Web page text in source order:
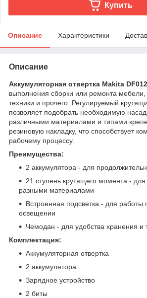
Купить
Описание Характеристики
Описание
Аккумуляторная отвертка Makita
выполнения сборки или ремонта
техники и прочего. Регулируемый
позволяет подобрать необходимую
различными материалами и типами
резиновую накладку, что способствует
рабочему процессу.
Преимущества:
2 аккумулятора - для
21 ступень крутящего момента -
разными материалами
Встроенная подсветка - для работы
освещении
Чемодан - для удобства хранения и
Комплектация:
Аккумуляторная отвертка
2 аккумулятора
Зарядное устройство
2 биты